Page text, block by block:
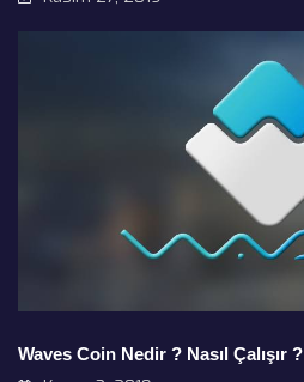
Waves Coin Nedir ? Nasıl Çalışır ?